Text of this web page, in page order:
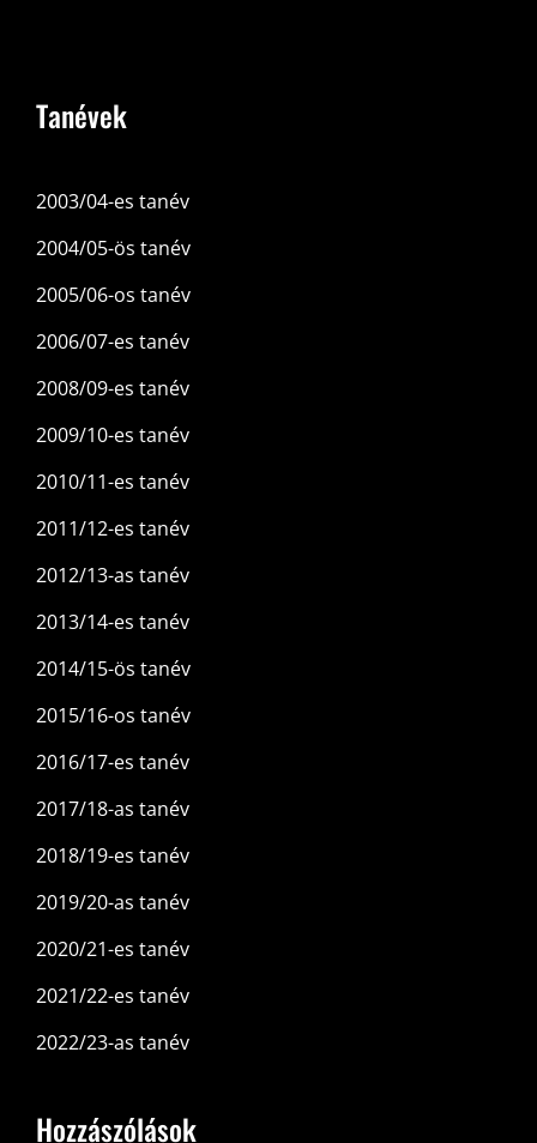
Tanévek
2003/04-es tanév
2004/05-ös tanév
2005/06-os tanév
2006/07-es tanév
2008/09-es tanév
2009/10-es tanév
2010/11-es tanév
2011/12-es tanév
2012/13-as tanév
2013/14-es tanév
2014/15-ös tanév
2015/16-os tanév
2016/17-es tanév
2017/18-as tanév
2018/19-es tanév
2019/20-as tanév
2020/21-es tanév
2021/22-es tanév
2022/23-as tanév
Hozzászólások